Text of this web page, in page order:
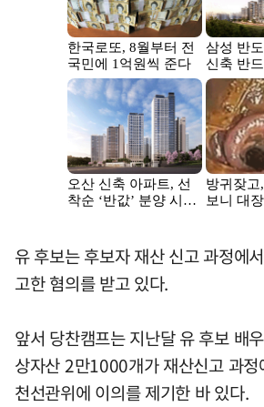
유 후보는 후보자 재산 신고 과정에
고한 혐의를 받고 있다.
앞서 당찬캠프는 지난달 유 후보 배
상자산 2만1000개가 재산신고 과정
천선관위에 이의를 제기한 바 있다.